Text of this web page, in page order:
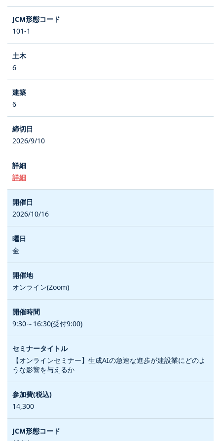
101-1
6
6
2026/9/10
詳細
2026/10/16
金
オンライン(Zoom)
9:30～16:30(受付9:00)
【オンラインセミナー】生成AIの急速な進歩が建設業にどのよ
うな影響を与えるか
14,300